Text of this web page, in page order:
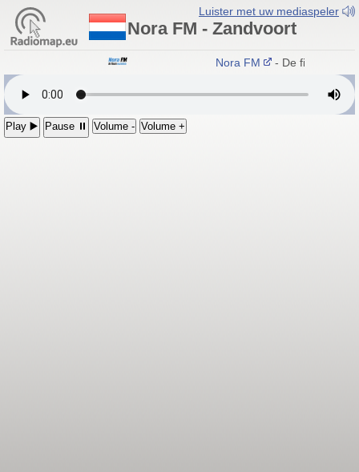
Luister met uw mediaspeler
Nora FM - Zandvoort
Nora FM - De fijnste
Play ▶️ Pause ⏸ Volume - Volume +